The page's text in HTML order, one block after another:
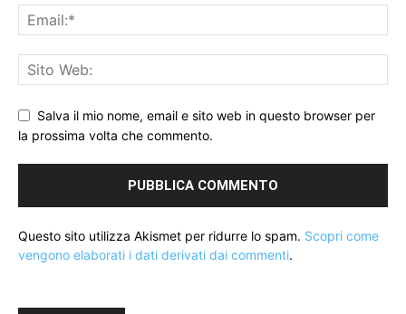
Salva il mio nome, email e sito web in questo browser per
la prossima volta che commento.
Questo sito utilizza Akismet per ridurre lo spam. Scopri come
vengono elaborati i dati derivati dai commenti.